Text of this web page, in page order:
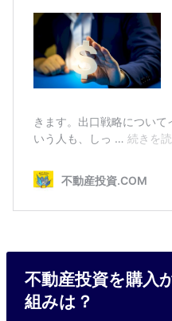
不動産投資を購入
組みは？